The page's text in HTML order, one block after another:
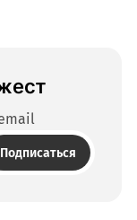
Подписаться